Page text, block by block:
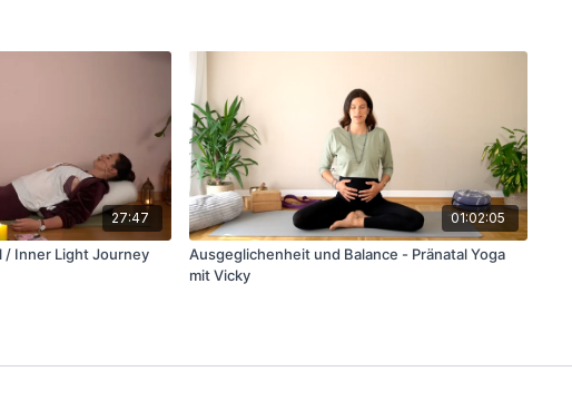
27:47
/ Inner Light Journey
01:02:05
Ausgeglichenheit und Balance - Pränatal Yoga
mit Vicky